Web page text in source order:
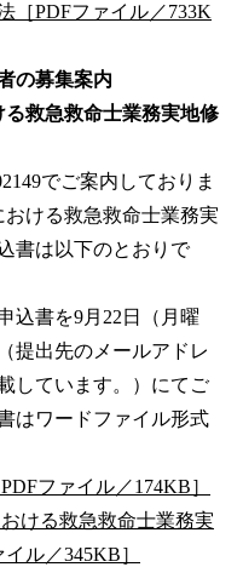
PDFファイル／733K
の募集案内
救急救命士業務実地修
でご案内しておりま
ける救急救命士業務実
書は以下のとおりで
込書を9月22日（月曜
提出先のメールアドレ
しています。）にてご
はワードファイル形式
ファイル／174KB］
ける救急救命士業務実
ル／345KB］